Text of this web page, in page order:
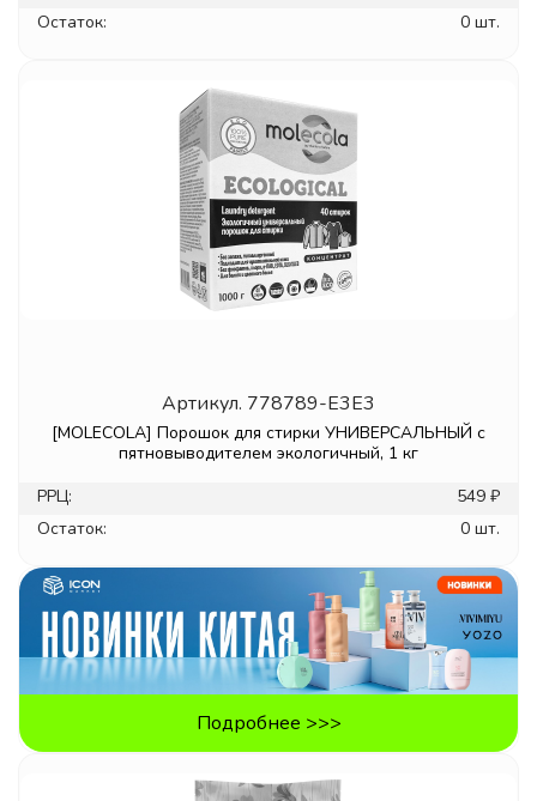
Остаток:
0 шт.
Артикул. 778789-E3E3
[MOLECOLA] Порошок для стирки УНИВЕРСАЛЬНЫЙ с
пятновыводителем экологичный, 1 кг
РРЦ:
549 ₽
Остаток:
0 шт.
Подробнее >>>